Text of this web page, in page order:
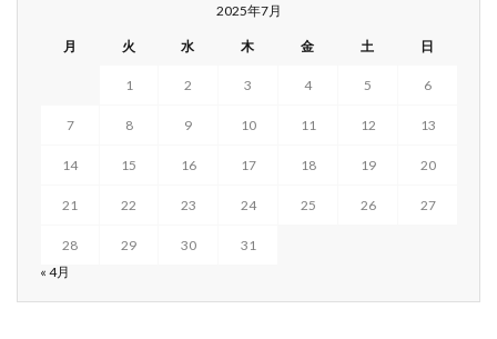
2025年7月
月 火 水 木 金 土 日
1 2 3 4 5 6
7 8 9 10 11 12 13
14 15 16 17 18 19 20
21 22 23 24 25 26 27
28 29 30
31
« 4月